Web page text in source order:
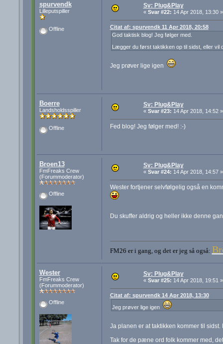
spurvendk
Lilleputspiller
Offline
Sv: Plug&Play
« Svar #22: 14 Apr 2018, 13:30 »
Citat af: spurvendk 11 Apr 2018, 20:58
God taktisk blog! Jeg følger med.
Lægger du først taktikken op til sidst, eller
Jeg prøver lige igen
Boerre
Landsholdsspiller
Offline
Sv: Plug&Play
« Svar #23: 14 Apr 2018, 14:52 »
Fed blog! Jeg følger med! :-)
Broen13
FmFreaks Crew
(Forummoderator)
Offline
Sv: Plug&Play
« Svar #24: 14 Apr 2018, 14:57 »
Wester fortjener selvfølgelig også en
Du skuffer aldrig og heller ikke denne
FM26 er i gang, og det er jeg så også:
Wester
FmFreaks Crew
(Forummoderator)
Offline
Sv: Plug&Play
« Svar #25: 14 Apr 2018, 19:51 »
Citat af: spurvendk 14 Apr 2018, 13:30
Jeg prøver lige igen
Ja planen er at taktikken kommer til
Tak for de pæne ord folk kommer med,